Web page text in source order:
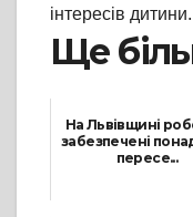
інтересів дитини.
Ще
На Львівщині
забезпечені
пересе...